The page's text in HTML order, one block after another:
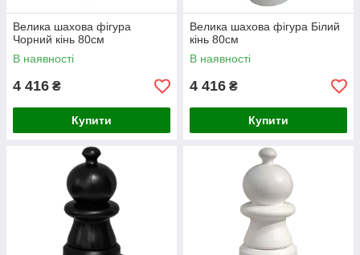
Велика шахова фігура
Чорний кінь 80см
В наявності
4 416 ₴
Купити
Велика шахова фігура Білий
кінь 80см
В наявності
4 416 ₴
Купити